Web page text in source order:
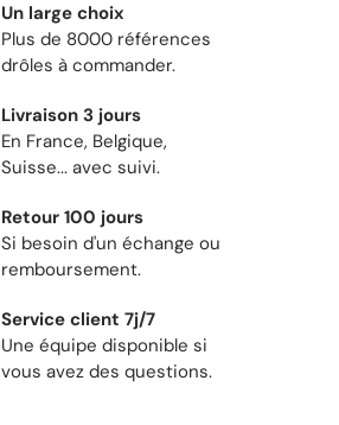
Un large choix
Plus de 8000 références
drôles à commander.
Livraison 3 jours
En France, Belgique,
Suisse... avec suivi.
Retour 100 jours
Si besoin d'un échange ou
remboursement.
Service client 7j/7
Une équipe disponible si
vous avez des questions.